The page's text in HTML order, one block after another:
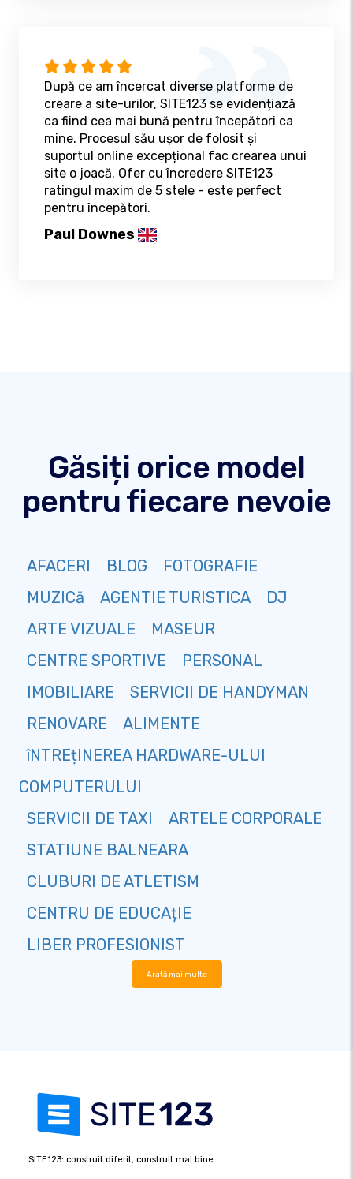
După ce am încercat diverse platforme de
creare a site-urilor, SITE123 se evidențiază
ca fiind cea mai bună pentru începători ca
mine. Procesul său ușor de folosit și
suportul online excepțional fac crearea unui
site o joacă. Ofer cu încredere SITE123
ratingul maxim de 5 stele - este perfect
pentru începători.
Paul Downes
Găsiți orice model
pentru fiecare nevoie
AFACERI BLOG
FOTOGRAFIE
MUZICă
AGENTIE TURISTICA
DJ
ARTE VIZUALE
MASEUR
CENTRE SPORTIVE
PERSONAL
IMOBILIARE
SERVICII DE HANDYMAN
RENOVARE
ALIMENTE
îNTREțINEREA HARDWARE-ULUI
COMPUTERULUI
SERVICII DE TAXI
ARTELE CORPORALE
STATIUNE BALNEARA
CLUBURI DE ATLETISM
CENTRU DE EDUCAțIE
LIBER PROFESIONIST
Arată mai multe
SITE123: construit diferit, construit mai bine.